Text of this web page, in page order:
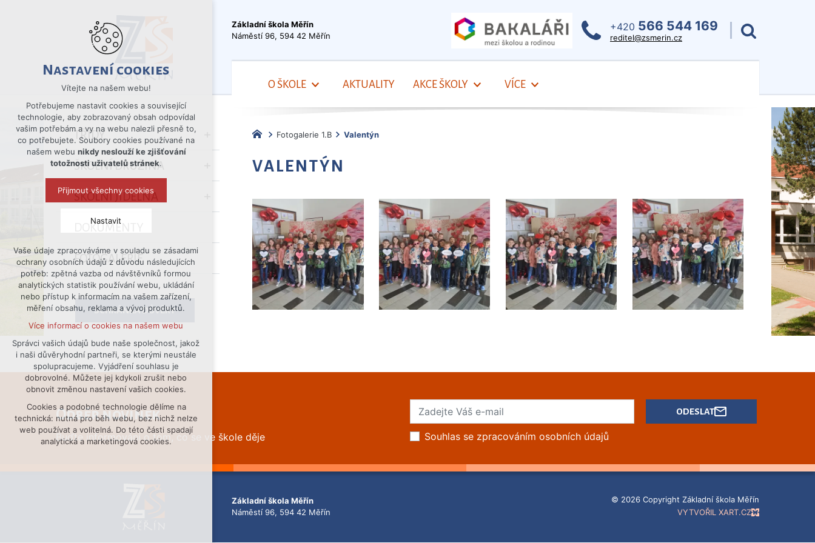
Základní škola Měřín
Náměstí 96, 594 42 Měřín
+420 566 544 169
reditel@zsmerin.cz
O ŠKOLE AKTUALITY AKCE ŠKOLY VÍCE
TŘÍDY
ŠKOLNÍ DRUŽINA
ŠKOLNÍ JÍDELNA
DOKUMENTY
FOTOGALERIE
SCHRÁNKA DŮVĚRY
Fotogalerie 1.B Valentýn
VALENTÝN
Odběr novinek
Buďte informováni o tom, co se ve škole děje Souhlas se zpracováním osobních údajů
ODESLAT
Základní škola Měřín
Náměstí 96, 594 42 Měřín
© 2026 Copyright Základní škola Měřín
VYTVOŘIL XART.CZ
Nastavení cookies
Vítejte na našem webu!
Potřebujeme nastavit cookies a související
technologie, aby zobrazovaný obsah odpovídal
vašim potřebám a vy na webu nalezli přesně to,
co potřebujete. Soubory cookies používané na
našem webu nikdy neslouží ke zjišťování
totožnosti uživatelů stránek.
Přijmout všechny cookies
Nastavit
Technická cookies
nutná pro provozování webu
udržení kontextu stránek (session):
případná přihlášení, volby jazyka, apod.
Volitelná cookies
analytická pro anonymizované
vyhodnocení návštěvnosti
marketingová cookies (Google)
Více informací o cookies na našem webu
Přijmout všechny cookies
Odmítnout vše
Vaše údaje zpracováváme v souladu se zásadami
ochrany osobních údajů z důvodu následujících
potřeb: zpětná vazba od návštěvníků formou
analytických statistik používání webu, ukládání
nebo přístup k informacím na vašem zařízení,
měření obsahu, reklama a vývoj produktů.
Více informací o cookies na našem webu
Správci vašich údajů bude naše společnost, jakož
i naši důvěryhodní partneři, se kterými neustále
spolupracujeme. Vyjádření souhlasu je
dobrovolné. Můžete jej kdykoli zrušit nebo
obnovit změnou nastavení vašich cookies.
Cookies a podobné technologie dělíme na
technická: nutná pro běh webu, bez nichž nelze
web používat a volitelná. Do této části spadají
analytická a marketingová cookies.